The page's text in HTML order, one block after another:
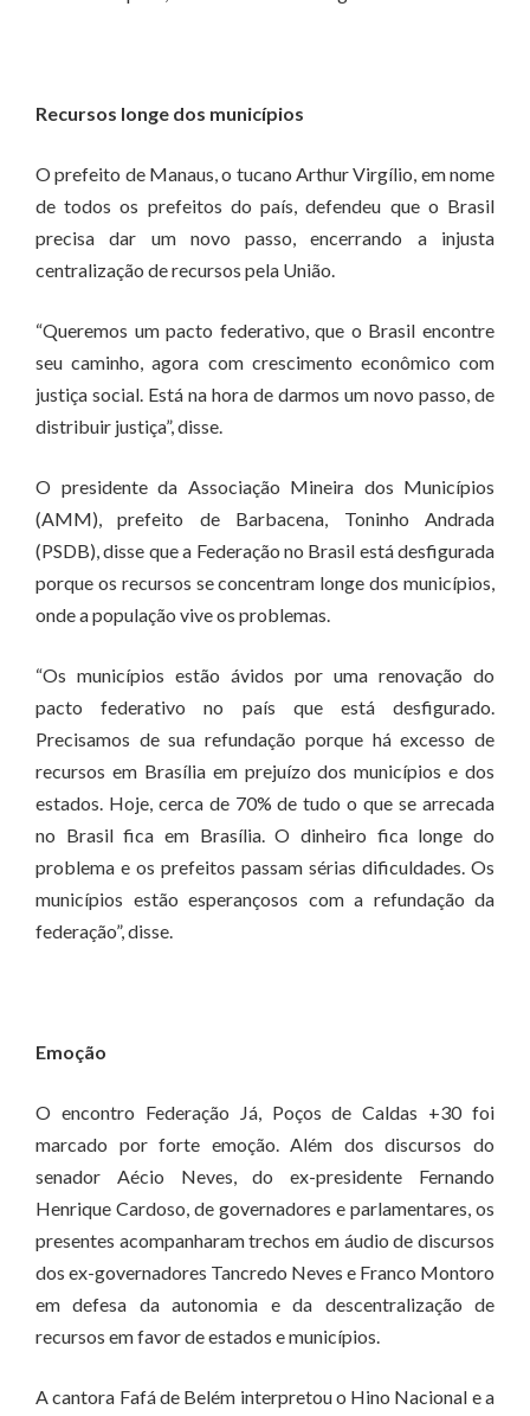
Recursos longe dos municípios
O prefeito de Manaus, o tucano Arthur Virgílio, em nome
de todos os prefeitos do país, defendeu que o Brasil
precisa dar um novo passo, encerrando a injusta
centralização de recursos pela União.
“Queremos um pacto federativo, que o Brasil encontre
seu caminho, agora com crescimento econômico com
justiça social. Está na hora de darmos um novo passo, de
distribuir justiça”, disse.
O presidente da Associação Mineira dos Municípios
(AMM), prefeito de Barbacena, Toninho Andrada
(PSDB), disse que a Federação no Brasil está desfigurada
porque os recursos se concentram longe dos municípios,
onde a população vive os problemas.
“Os municípios estão ávidos por uma renovação do
pacto federativo no país que está desfigurado.
Precisamos de sua refundação porque há excesso de
recursos em Brasília em prejuízo dos municípios e dos
estados. Hoje, cerca de 70% de tudo o que se arrecada
no Brasil fica em Brasília. O dinheiro fica longe do
problema e os prefeitos passam sérias dificuldades. Os
municípios estão esperançosos com a refundação da
federação”, disse.
Emoção
O encontro Federação Já, Poços de Caldas +30 foi
marcado por forte emoção. Além dos discursos do
senador Aécio Neves, do ex-presidente Fernando
Henrique Cardoso, de governadores e parlamentares, os
presentes acompanharam trechos em áudio de discursos
dos ex-governadores Tancredo Neves e Franco Montoro
em defesa da autonomia e da descentralização de
recursos em favor de estados e municípios.
A cantora Fafá de Belém interpretou o Hino Nacional e a